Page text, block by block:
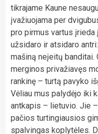
tikrajame Kaune
įvažiuojama per
pro pirmus vartus įrieda
užsidaro ir atsidaro
mašiną neįeitų banditai.
merginos privažiavęs
rankinę – turtą pavyko
Vėliau mus palydėjo iki
antkapis – lietuvio. Jie
pačios turtingiausios
spalvingas koplytėles.